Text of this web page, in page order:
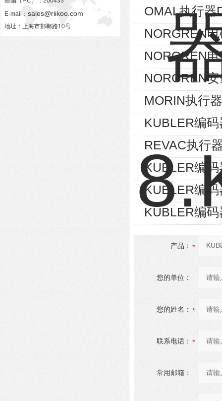
E-mail： sales@riikoo.com
地址：上海市邯郸路10号
OMAL执行器
NORGREN
NORGREN
NORGREN
MORIN执行
KUBLER编
REVAC执行
KUBLER编
KUBLER编
KUBLER编
产品：
您的单位：
您的姓名：
联系电话：
常用邮箱：